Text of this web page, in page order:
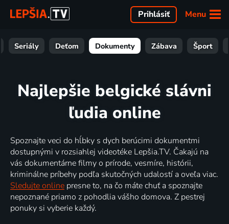
Menu
Prihlásiť
Seriály Deťom Dokumenty Zábava Šport
Najlepšie belgické slávni
ľudia online
Spoznajte veci do hĺbky s dych berúcimi dokumentmi
dostupnými v rozsiahlej videotéke Lepšia.TV. Čakajú na
vás dokumentárne filmy o prírode, vesmíre, histórii,
kriminálne príbehy podľa skutočných udalostí a oveľa viac.
Sledujte online presne to, na čo máte chuť a spoznajte
nepoznané priamo z pohodlia vášho domova. Z pestrej
ponuky si vyberie každý.